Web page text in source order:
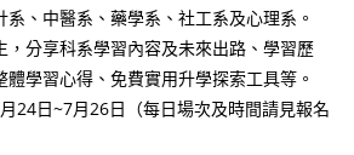
系、中醫系、藥學系、社工系及心理系。
，分享科系學習內容及未來出路、學習歷
體學習心得、免費實用升學探索工具等。
24日~7月26日（每日場次及時間請見報名